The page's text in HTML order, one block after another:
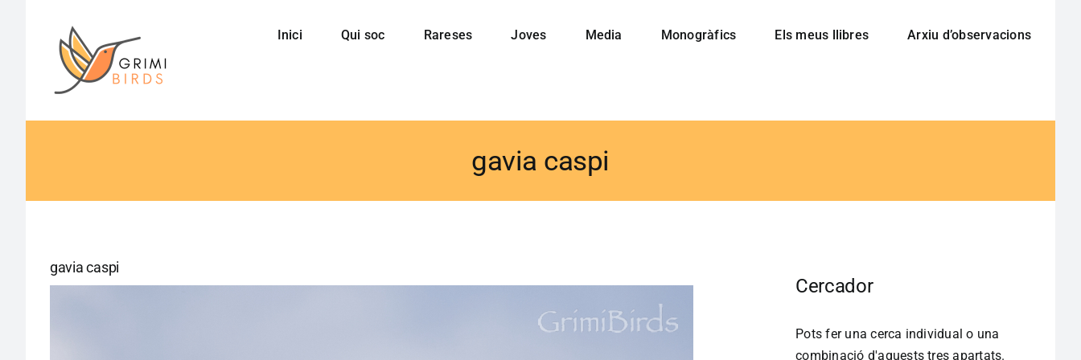
Inici Qui soc Rareses Joves Media Monogràfics Els meus llibres Arxiu d’observacions
gavia caspi
gavia caspi
Cercador
Pots fer una cerca individual o una
combinació d'aquests tres apartats.